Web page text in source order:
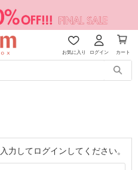
お気に入り ログイン カート
力してログインしてください。